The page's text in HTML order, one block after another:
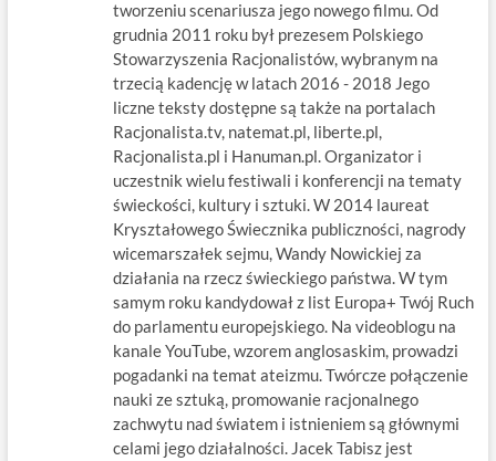
tworzeniu scenariusza jego nowego filmu. Od
grudnia 2011 roku był prezesem Polskiego
Stowarzyszenia Racjonalistów, wybranym na
trzecią kadencję w latach 2016 - 2018 Jego
liczne teksty dostępne są także na portalach
Racjonalista.tv, natemat.pl, liberte.pl,
Racjonalista.pl i Hanuman.pl. Organizator i
uczestnik wielu festiwali i konferencji na tematy
świeckości, kultury i sztuki. W 2014 laureat
Kryształowego Świecznika publiczności, nagrody
wicemarszałek sejmu, Wandy Nowickiej za
działania na rzecz świeckiego państwa. W tym
samym roku kandydował z list Europa+ Twój Ruch
do parlamentu europejskiego. Na videoblogu na
kanale YouTube, wzorem anglosaskim, prowadzi
pogadanki na temat ateizmu. Twórcze połączenie
nauki ze sztuką, promowanie racjonalnego
zachwytu nad światem i istnieniem są głównymi
celami jego działalności. Jacek Tabisz jest